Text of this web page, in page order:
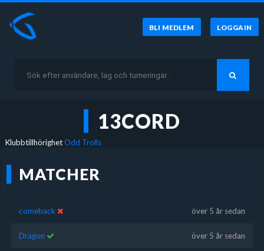
BLI MEDLEM LOGGA IN
13CORD
KlubbtillhörighetOdd Trolls
MATCHER
comeback över 5 år sedan
Dragon över 5 år sedan